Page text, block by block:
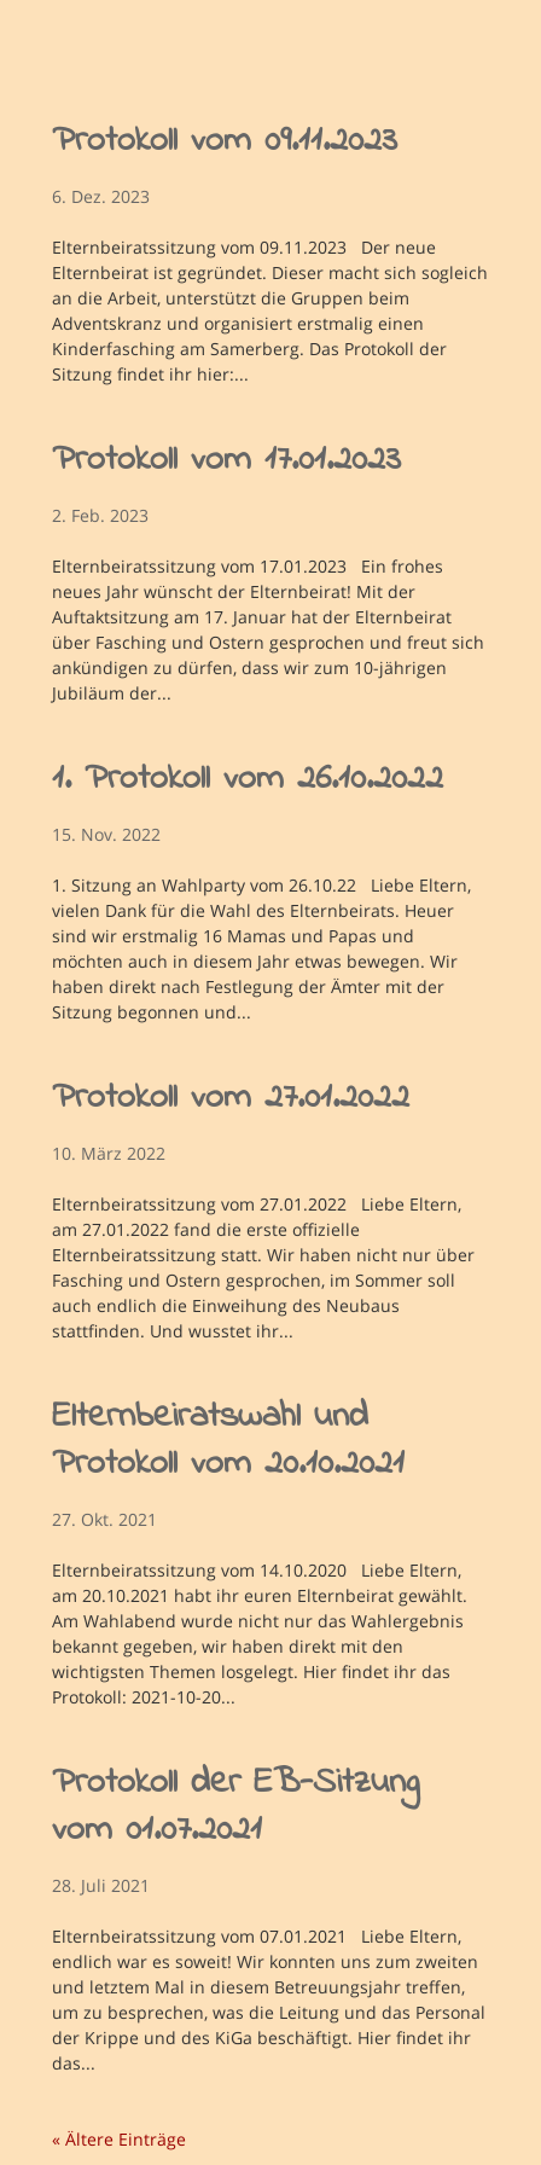
Protokoll vom 09.11.2023
6. Dez. 2023
Elternbeiratssitzung vom 09.11.2023 Der neue
Elternbeirat ist gegründet. Dieser macht sich sogleich
an die Arbeit, unterstützt die Gruppen beim
Adventskranz und organisiert erstmalig einen
Kinderfasching am Samerberg. Das Protokoll der
Sitzung findet ihr hier:...
Protokoll vom 17.01.2023
2. Feb. 2023
Elternbeiratssitzung vom 17.01.2023 Ein frohes
neues Jahr wünscht der Elternbeirat! Mit der
Auftaktsitzung am 17. Januar hat der Elternbeirat
über Fasching und Ostern gesprochen und freut sich
ankündigen zu dürfen, dass wir zum 10-jährigen
Jubiläum der...
1. Protokoll vom 26.10.2022
15. Nov. 2022
1. Sitzung an Wahlparty vom 26.10.22 Liebe Eltern,
vielen Dank für die Wahl des Elternbeirats. Heuer
sind wir erstmalig 16 Mamas und Papas und
möchten auch in diesem Jahr etwas bewegen. Wir
haben direkt nach Festlegung der Ämter mit der
Sitzung begonnen und...
Protokoll vom 27.01.2022
10. März 2022
Elternbeiratssitzung vom 27.01.2022 Liebe Eltern,
am 27.01.2022 fand die erste offizielle
Elternbeiratssitzung statt. Wir haben nicht nur über
Fasching und Ostern gesprochen, im Sommer soll
auch endlich die Einweihung des Neubaus
stattfinden. Und wusstet ihr...
Elternbeiratswahl und
Protokoll vom 20.10.2021
27. Okt. 2021
Elternbeiratssitzung vom 14.10.2020 Liebe Eltern,
am 20.10.2021 habt ihr euren Elternbeirat gewählt.
Am Wahlabend wurde nicht nur das Wahlergebnis
bekannt gegeben, wir haben direkt mit den
wichtigsten Themen losgelegt. Hier findet ihr das
Protokoll: 2021-10-20...
Protokoll der EB-Sitzung
vom 01.07.2021
28. Juli 2021
Elternbeiratssitzung vom 07.01.2021 Liebe Eltern,
endlich war es soweit! Wir konnten uns zum zweiten
und letztem Mal in diesem Betreuungsjahr treffen,
um zu besprechen, was die Leitung und das Personal
der Krippe und des KiGa beschäftigt. Hier findet ihr
das...
« Ältere Einträge